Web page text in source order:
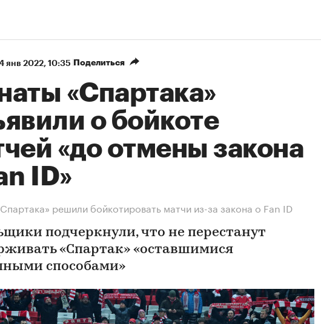
янв 2022, 10:35 Поделиться
«Спартака»
о бойкоте
«до отмены закона
ID»
решили бойкотировать матчи из-за закона о Fan ID
подчеркнули, что не перестанут
«Спартак» «оставшимися
способами»